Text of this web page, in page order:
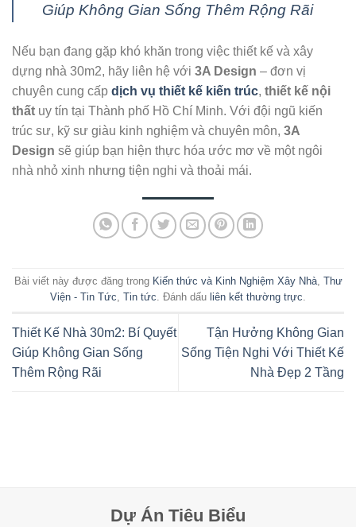
Giúp Không Gian Sống Thêm Rộng Rãi
Nếu bạn đang gặp khó khăn trong việc thiết kế và xây
dựng nhà 30m2, hãy liên hệ với 3A Design – đơn vị
chuyên cung cấp dịch vụ thiết kế kiến trúc, thiết kế nội
thất uy tín tại Thành phố Hồ Chí Minh. Với đội ngũ kiến
trúc sư, kỹ sư giàu kinh nghiệm và chuyên môn, 3A
Design sẽ giúp bạn hiện thực hóa ước mơ về một ngôi
nhà nhỏ xinh nhưng tiện nghi và thoải mái.
Bài viết này được đăng trong Kiến thức và Kinh Nghiệm Xây Nhà, Thư
Viện - Tin Tức, Tin tức. Đánh dấu liên kết thường trực.
Thiết Kế Nhà 30m2: Bí Quyết
Giúp Không Gian Sống
Thêm Rộng Rãi
Tận Hưởng Không Gian
Sống Tiện Nghi Với Thiết Kế
Nhà Đẹp 2 Tầng
Dự Án Tiêu Biểu